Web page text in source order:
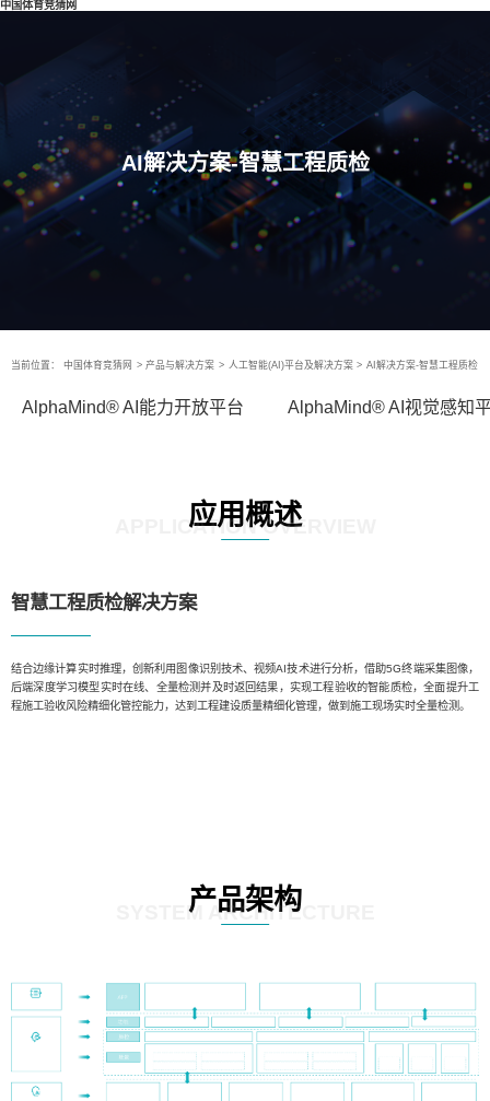
中国体育竞猜网
AI解决方案-智慧工程质检
当前位置： 中国体育竞猜网 > 产品与解决方案 > 人工智能(AI)平台及解决方案 > AI解决方案-智慧工程质检
AlphaMind® AI能力开放平台 AlphaMind® AI视觉感知
应用概述
APPLICATION OVERVIEW
智慧工程质检解决方案
结合边缘计算实时推理，创新利用图像识别技术、视频AI技术进行分析，借助5G终端采集图像，
后端深度学习模型实时在线、全量检测并及时返回结果，实现工程验收的智能质检，全面提升工
程施工验收风险精细化管控能力，达到工程建设质量精细化管理，做到施工现场实时全量检测。
产品架构
SYSTEM ARCHITECTURE